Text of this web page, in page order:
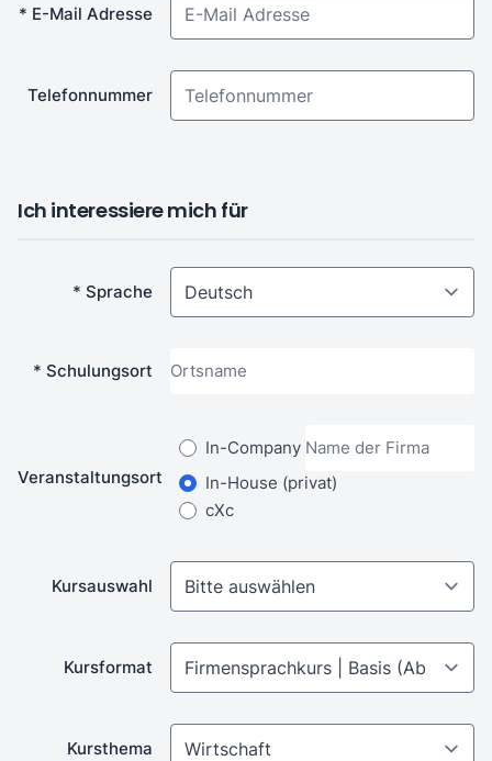
* E-Mail Adresse
Telefonnummer
Ich interessiere mich für
* Sprache
* Schulungsort
Veranstaltungsort
In-Company
In-House (privat)
cXc
Kursauswahl
Kursformat
Kursthema